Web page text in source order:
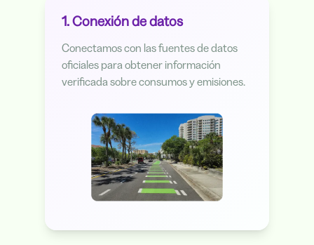
1. Conexión de datos
Conectamos con las fuentes de datos
oficiales para obtener información
verificada sobre consumos y emisiones.